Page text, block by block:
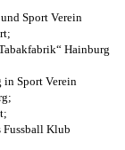
Sport Verein
Hainburg
in Sport Verein
Fussball Klub